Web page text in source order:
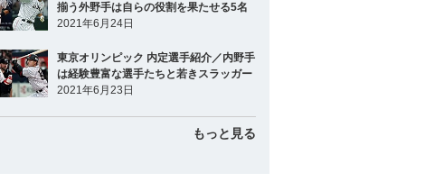
揃う外野手は自らの役割を果たせる5名
2021年6月24日
東京オリンピック 内定選手紹介／内野手
は経験豊富な選手たちと若きスラッガー
2021年6月23日
もっと見る